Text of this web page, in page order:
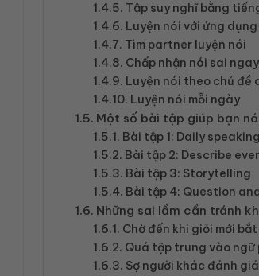
Tập suy nghĩ bằng
Luyện nói với ứng
Tìm partner luyện nói
Chấp nhận nói sai
Luyện nói theo chủ đề
Luyện nói mỗi ngày
Một số bài tập giúp bạn
Bài tập 1: Daily speaking
Bài tập 2: Describe
Bài tập 3: Storytelling
Bài tập 4: Question
Những sai lầm cần tránh
Chờ đến khi giỏi mới
Quá tập trung vào ngữ
Sợ người khác đánh giá